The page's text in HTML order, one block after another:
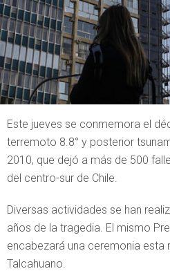
Este jueves se conmemora el
terremoto 8.8° y posterior
2010, que dejó a más de 500
del centro-sur de Chile.
Diversas actividades se han
años de la tragedia. El mismo
encabezará una ceremonia esta
Talcahuano.